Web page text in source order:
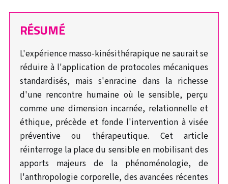
RÉSUMÉ
L'expérience masso-kinésithérapique ne saurait se
réduire à l'application de protocoles mécaniques
standardisés, mais s'enracine dans la richesse
d'une rencontre humaine où le sensible, perçu
comme une dimension incarnée, relationnelle et
éthique, précède et fonde l'intervention à visée
préventive ou thérapeutique. Cet article
réinterroge la place du sensible en mobilisant des
apports majeurs de la phénoménologie, de
l'anthropologie corporelle, des avancées récentes